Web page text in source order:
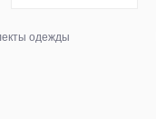
одежды